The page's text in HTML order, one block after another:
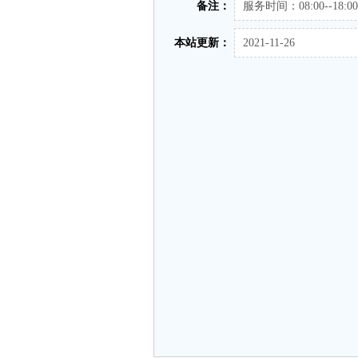
备注： 服务时间：08:00--
本站更新： 2021-11-26